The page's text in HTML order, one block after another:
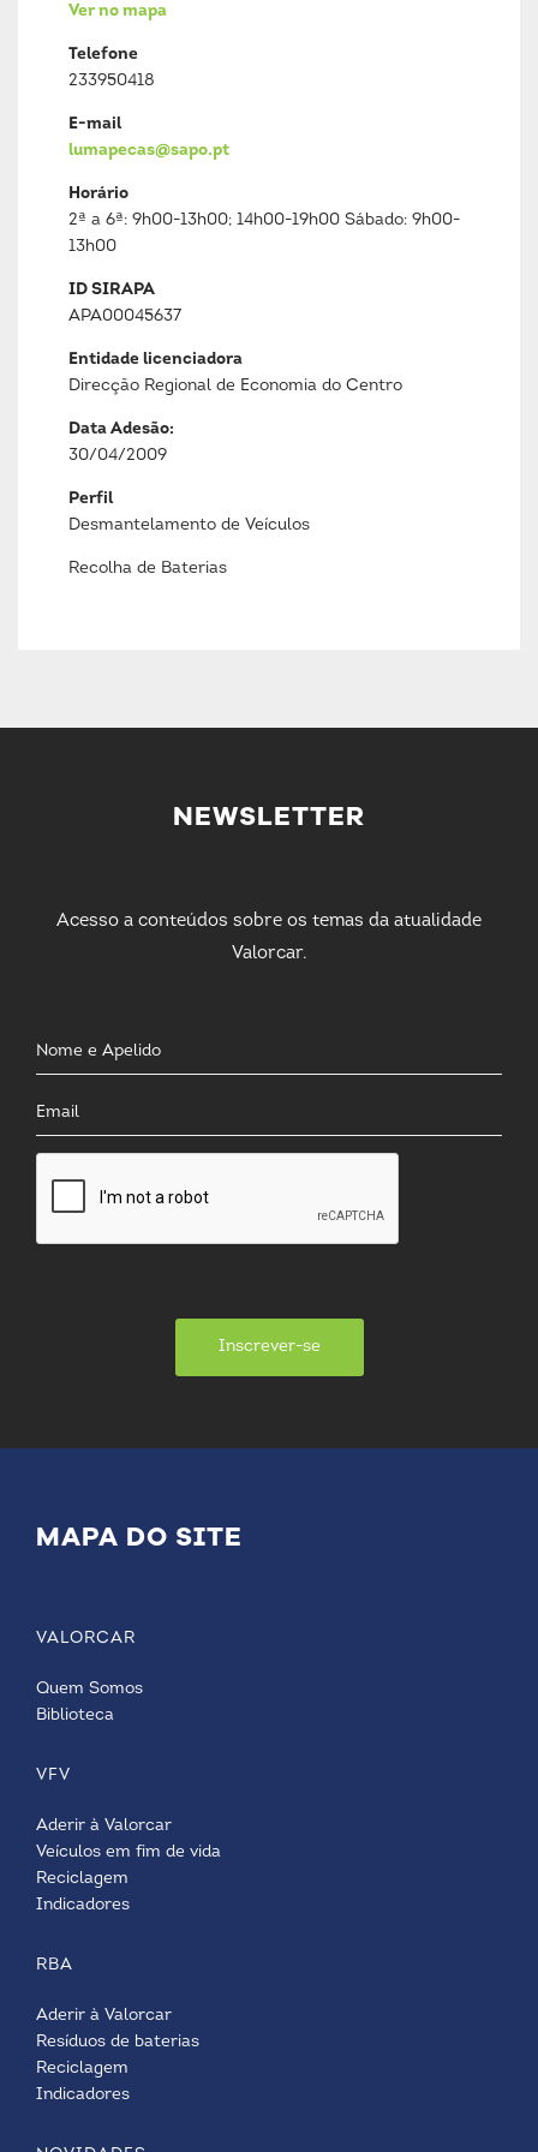
Ver no mapa
Telefone
233950418
E-mail
lumapecas@sapo.pt
Horário
2ª a 6ª: 9h00-13h00; 14h00-19h00 Sábado: 9h00-
13h00
ID SIRAPA
APA00045637
Entidade licenciadora
Direcção Regional de Economia do Centro
Data Adesão:
30/04/2009
Perfil
Desmantelamento de Veículos
Recolha de Baterias
NEWSLETTER
Acesso a conteúdos sobre os temas da atualidade
Valorcar.
Inscrever-se
MAPA DO SITE
VALORCAR
Quem Somos
Biblioteca
VFV
Aderir à Valorcar
Veículos em fim de vida
Reciclagem
Indicadores
RBA
Aderir à Valorcar
Resíduos de baterias
Reciclagem
Indicadores